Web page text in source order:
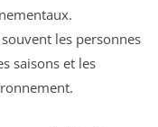
les personnes
saisons et les